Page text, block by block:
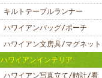
キルトテーブルランナー
ハワイアンバッグ/ポーチ
ハワイアン文房具/マグネット
ハワイアンインテリア
ハワイアン写真立て/時計/看